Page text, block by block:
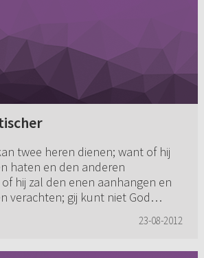
twee heren dienen; want of hij
haten en den anderen
hij zal den enen aanhangen en
verachten; gij kunt niet God
23-08-2012